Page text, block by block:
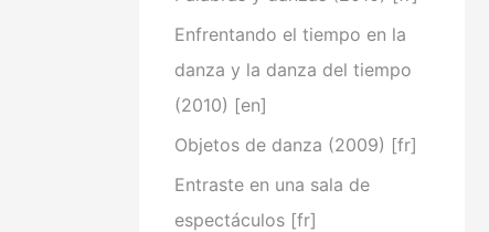
Enfrentando el tiempo en la
danza y la danza del tiempo
(2010) [en]
Objetos de danza (2009) [fr]
Entraste en una sala de
espectáculos [fr]